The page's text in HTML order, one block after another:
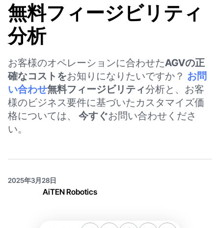
無料フィージビリティ
分析
お客様のオペレーションに合わせたAGVの正
確なコストをお知りになりたいですか？ お問
い合わせ無料フィージビリティ分析と、お客
様のビジネス要件に基づいたカスタマイズ価
格については、
今すぐお問い合わせくださ
い。
2025年3月28日
AiTEN Robotics